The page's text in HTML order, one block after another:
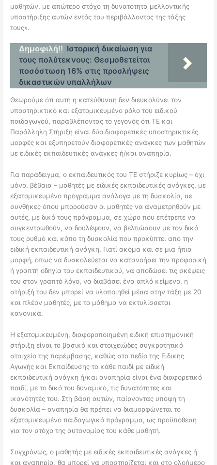
μαθητών, με απώτερο στόχο τη δυνατότητα μελλοντικής
υποστήριξης αυτών εντός του περιβάλλοντος της τάξης
τους».
Δημοφιλή!! Ιστορική δικαίωση για
τους πολύτεκνους: Θεσμοθετείται
ποσόστωση 16% στις προσλήψεις
δικαστικών υπαλλήλων
Θεωρούμε ότι αυτή η κατεύθυνση δεν διευκολύνει τον
υποστηρικτικό και εξατομικευμένο ρόλο του ειδικού
παιδαγωγού, παραβλέποντας το γεγονός ότι ΤΕ και
Παράλληλη Στήριξη είναι δύο διαφορετικές υποστηρικτικές
μορφές και εξυπηρετούν διαφορετικές ανάγκες των μαθητών
με ειδικές εκπαιδευτικές ανάγκες ή/και αναπηρία.
Για παράδειγμα, ο εκπαιδευτικός του ΤΕ στήριζε κυρίως – όχι
μόνο, βέβαια – μαθητές με ειδικές εκπαιδευτικές ανάγκες, με
εξατομικευμένο πρόγραμμα ανάλογα με τη δυσκολία, σε
συνθήκες όπου μπορούσαν οι μαθητές να αναμετρηθούν με
αυτές, με δικό τους πρόγραμμα, σε χώρο που επέτρεπε να
συγκεντρωθούν, να δουλέψουν, να βελτιώσουν με τον δικό
τους ρυθμό και κόπο τη δυσκολία που προκύπτει από την
ειδική εκπαιδευτική ανάγκη. Γιατί ακόμα και σε μια ήπια
μορφή, όπως να δυσκολεύεται να κατανοήσει την προφορική
ή γραπτή οδηγία του εκπαιδευτικού, να αποδώσει τις σκέψεις
του στον γραπτό λόγο, να διαβάσει ένα απλό κείμενο, η
στήριξή του δεν μπορεί να υλοποιηθεί μέσα στην τάξη με 20
και πλέον μαθητές, με το μάθημα να εκτυλίσσεται
κανονικά.
Η εξατομικευμένη, διαφοροποιημένη ειδική επιστημονική
στήριξη είναι το βασικό και στοιχειώδες συγκροτητικό
στοιχείο της παρέμβασης, καθώς στο πεδίο της Ειδικής
Αγωγής και Εκπαίδευσης το κάθε παιδί με ειδική
εκπαιδευτική ανάγκη ή/και αναπηρία είναι ένα διαφορετικό
παιδί, με το δικό του δυναμικό, τις δυνατότητες και
ικανότητές του. Στη βάση αυτών, παίρνοντας υπόψη τη
δυσκολία – αναπηρία θα πρέπει να διαμορφώνεται το
εξατομικευμένο παιδαγωγικό πρόγραμμα, ως προϋπόθεση
για τον στόχο της αυτονομίας του κάθε μαθητή.
Συγχρόνως, ο μαθητής με ειδικές εκπαιδευτικές ανάγκες ή
και αναπηρία, θα μπορεί να υποστηρίζεται και στο ολοήμερο